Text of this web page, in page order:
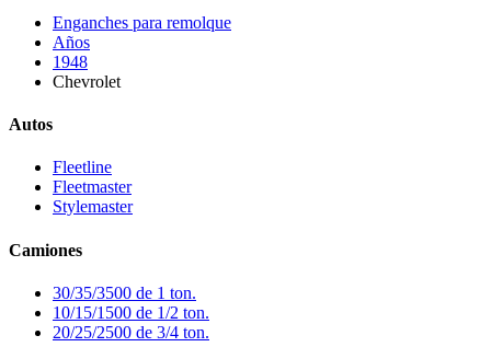
Enganches para remolque
Años
1948
Chevrolet
Autos
Fleetline
Fleetmaster
Stylemaster
Camiones
30/35/3500 de 1 ton.
10/15/1500 de 1/2 ton.
20/25/2500 de 3/4 ton.